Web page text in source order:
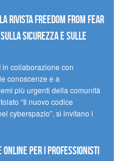
Rivista Freedom From Fear
sulla sicurezza e sulle
in collaborazione con
conoscenze e a
più urgenti della comunità
“Il nuovo codice
cyberspazio”, si invitano i
online per i professionisti